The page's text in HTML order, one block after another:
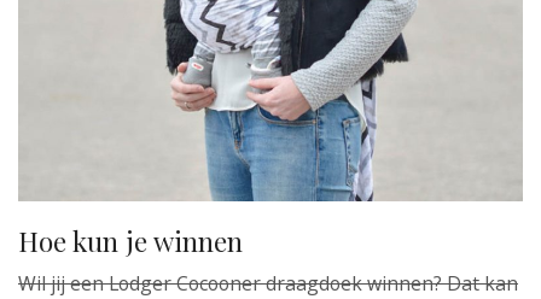
Hoe kun je winnen
Wil jij een Lodger Cocooner draagdoek winnen? Dat kan